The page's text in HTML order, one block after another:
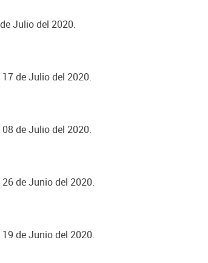
Julio del 2020.
de Julio del 2020.
de Julio del 2020.
de Junio del 2020.
de Junio del 2020.